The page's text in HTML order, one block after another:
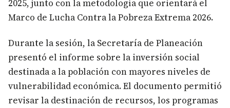
2025, junto con la metodología que orientará el
Marco de Lucha Contra la Pobreza Extrema 2026.
Durante la sesión, la Secretaría de Planeación
presentó el informe sobre la inversión social
destinada a la población con mayores niveles de
vulnerabilidad económica. El documento permitió
revisar la destinación de recursos, los programas